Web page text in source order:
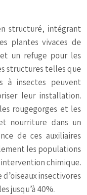
structuré, intégrant
plantes vivaces de
un refuge pour les
structures telles que
à insectes peuvent
leur installation.
rougegorges et les
nourriture dans un
de ces auxiliaires
les populations
chimique.
insectivores
jusqu’à 40%.